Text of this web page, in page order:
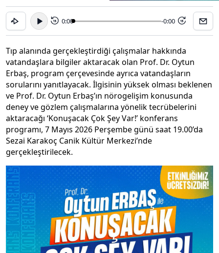
15 0:00 -0:00 15
Tıp alanında gerçekleştirdiği çalışmalar hakkında
vatandaşlara bilgiler aktaracak olan Prof. Dr. Oytun
Erbaş, program çerçevesinde ayrıca vatandaşların
sorularını yanıtlayacak. İlgisinin yüksek olması beklenen
ve Prof. Dr. Oytun Erbaş’ın nörogelişim konusunda
deney ve gözlem çalışmalarına yönelik tecrübelerini
aktaracağı ‘Konuşacak Çok Şey Var!’ konferans
programı, 7 Mayıs 2026 Perşembe günü saat 19.00’da
Sezai Karakoç Canik Kültür Merkezi’nde
gerçekleştirilecek.